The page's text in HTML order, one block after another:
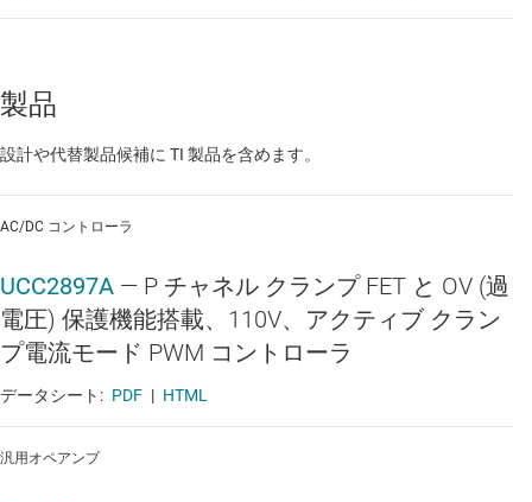
製品
設計や代替製品候補に TI 製品を含めます。
AC/DC コントローラ
UCC2897A — P チャネル クランプ FET と OV (過
電圧) 保護機能搭載、110V、アクティブ クラン
プ電流モード PWM コントローラ
データシート: PDF | HTML
汎用オペアンプ